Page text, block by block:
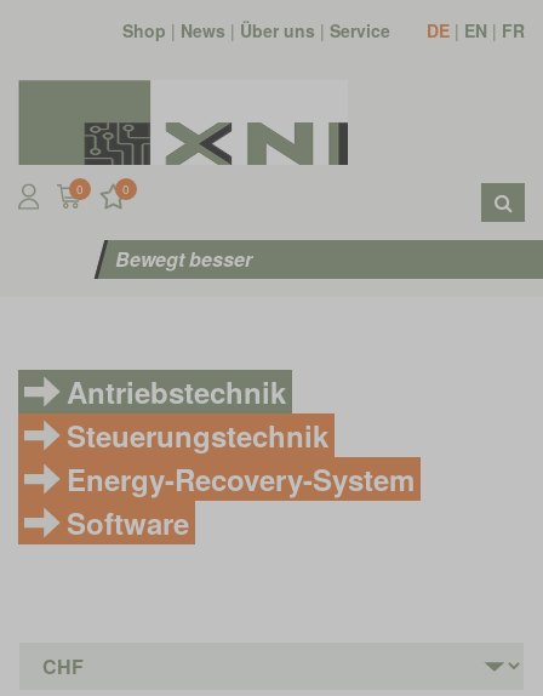
Shop | News | Über uns | Service DE | EN | FR
0 0
Bewegt besser
Antriebstechnik
Steuerungstechnik
Energy-Recovery-System
Software